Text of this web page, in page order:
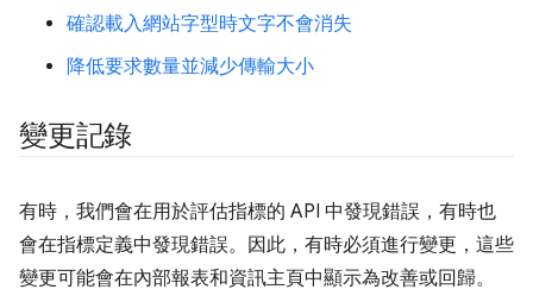
確認載入網站字型時文字不會消失
降低要求數量並減少傳輸大小
變更記錄
有時，我們會在用於評估指標的 API 中發現錯誤，有時也
會在指標定義中發現錯誤。因此，有時必須進行變更，這些
變更可能會在內部報表和資訊主頁中顯示為改善或回歸。